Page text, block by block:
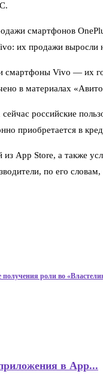
смартфонов
их продажи выросли
смартфоны Vivo — их
в материалах
российские
приобретается в
App Store, а также
по его
роли во
в App...